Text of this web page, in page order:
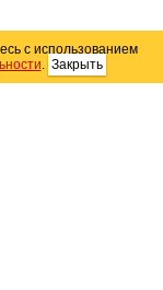
с использованием
. Закрыть